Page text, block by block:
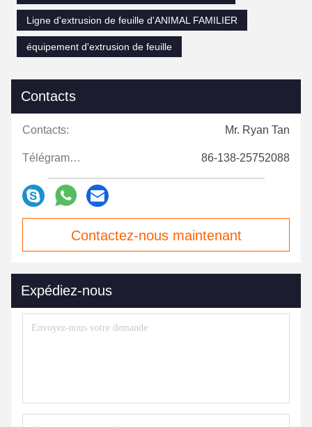
Ligne d'extrusion de feuille d'ANIMAL FAMILIER
équipement d'extrusion de feuille
Contacts
Contacts: Mr. Ryan Tan
Télégramme: 86-138-25752088
Contactez-nous maintenant
Expédiez-nous